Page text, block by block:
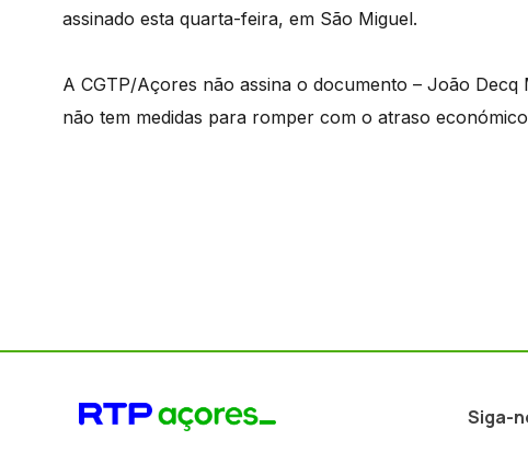
assinado esta quarta-feira, em São Miguel.
A CGTP/Açores não assina o documento – João
não tem medidas para romper com o atraso económico
Siga-